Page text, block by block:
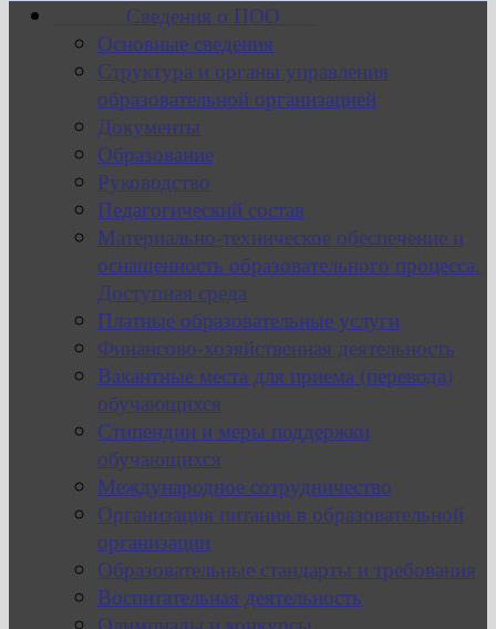
Сведения о ПОО
Основные сведения
Структура и органы управления
образовательной организацией
Документы
Образование
Руководство
Педагогический состав
Материально-техническое обеспечение и
оснащенность образовательного процесса.
Доступная среда
Платные образовательные услуги
Финансово-хозяйственная деятельность
Вакантные места для приема (перевода)
обучающихся
Стипендии и меры поддержки
обучающихся
Международное сотрудничество
Организация питания в образовательной
организации
Образовательные стандарты и требования
Воспитательная деятельность